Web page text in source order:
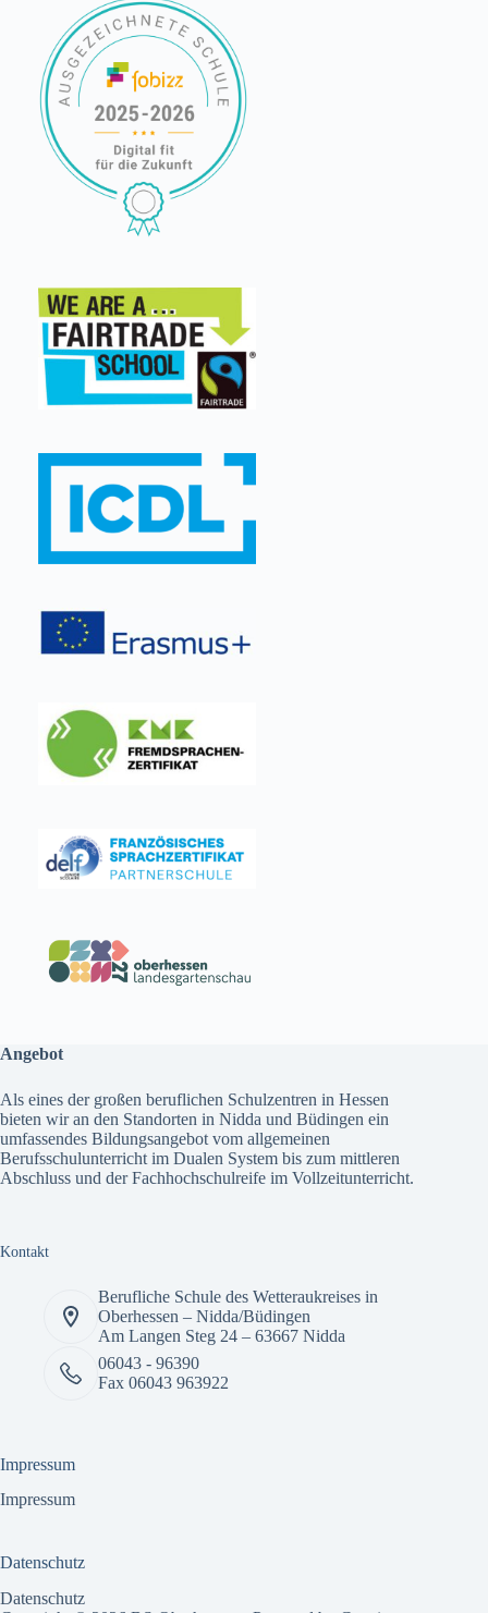
Angebot
Als eines der großen beruflichen Schulzentren in Hessen
bieten wir an den Standorten in Nidda und Büdingen ein
umfassendes Bildungsangebot vom allgemeinen
Berufsschulunterricht im Dualen System bis zum mittleren
Abschluss und der Fachhochschulreife im Vollzeitunterricht.
Kontakt
Berufliche Schule des Wetteraukreises in
Oberhessen – Nidda/Büdingen
Am Langen Steg 24 – 63667 Nidda
06043 - 96390
Fax 06043 963922
Impressum
Impressum
Datenschutz
Datenschutz